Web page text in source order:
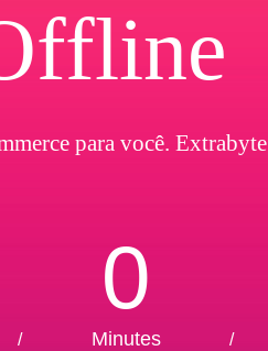
para você. Extrabyte
/
0
Minutes /